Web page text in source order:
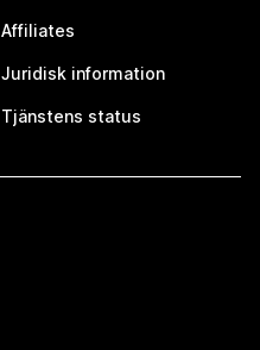
Affiliates
Juridisk information
Tjänstens status